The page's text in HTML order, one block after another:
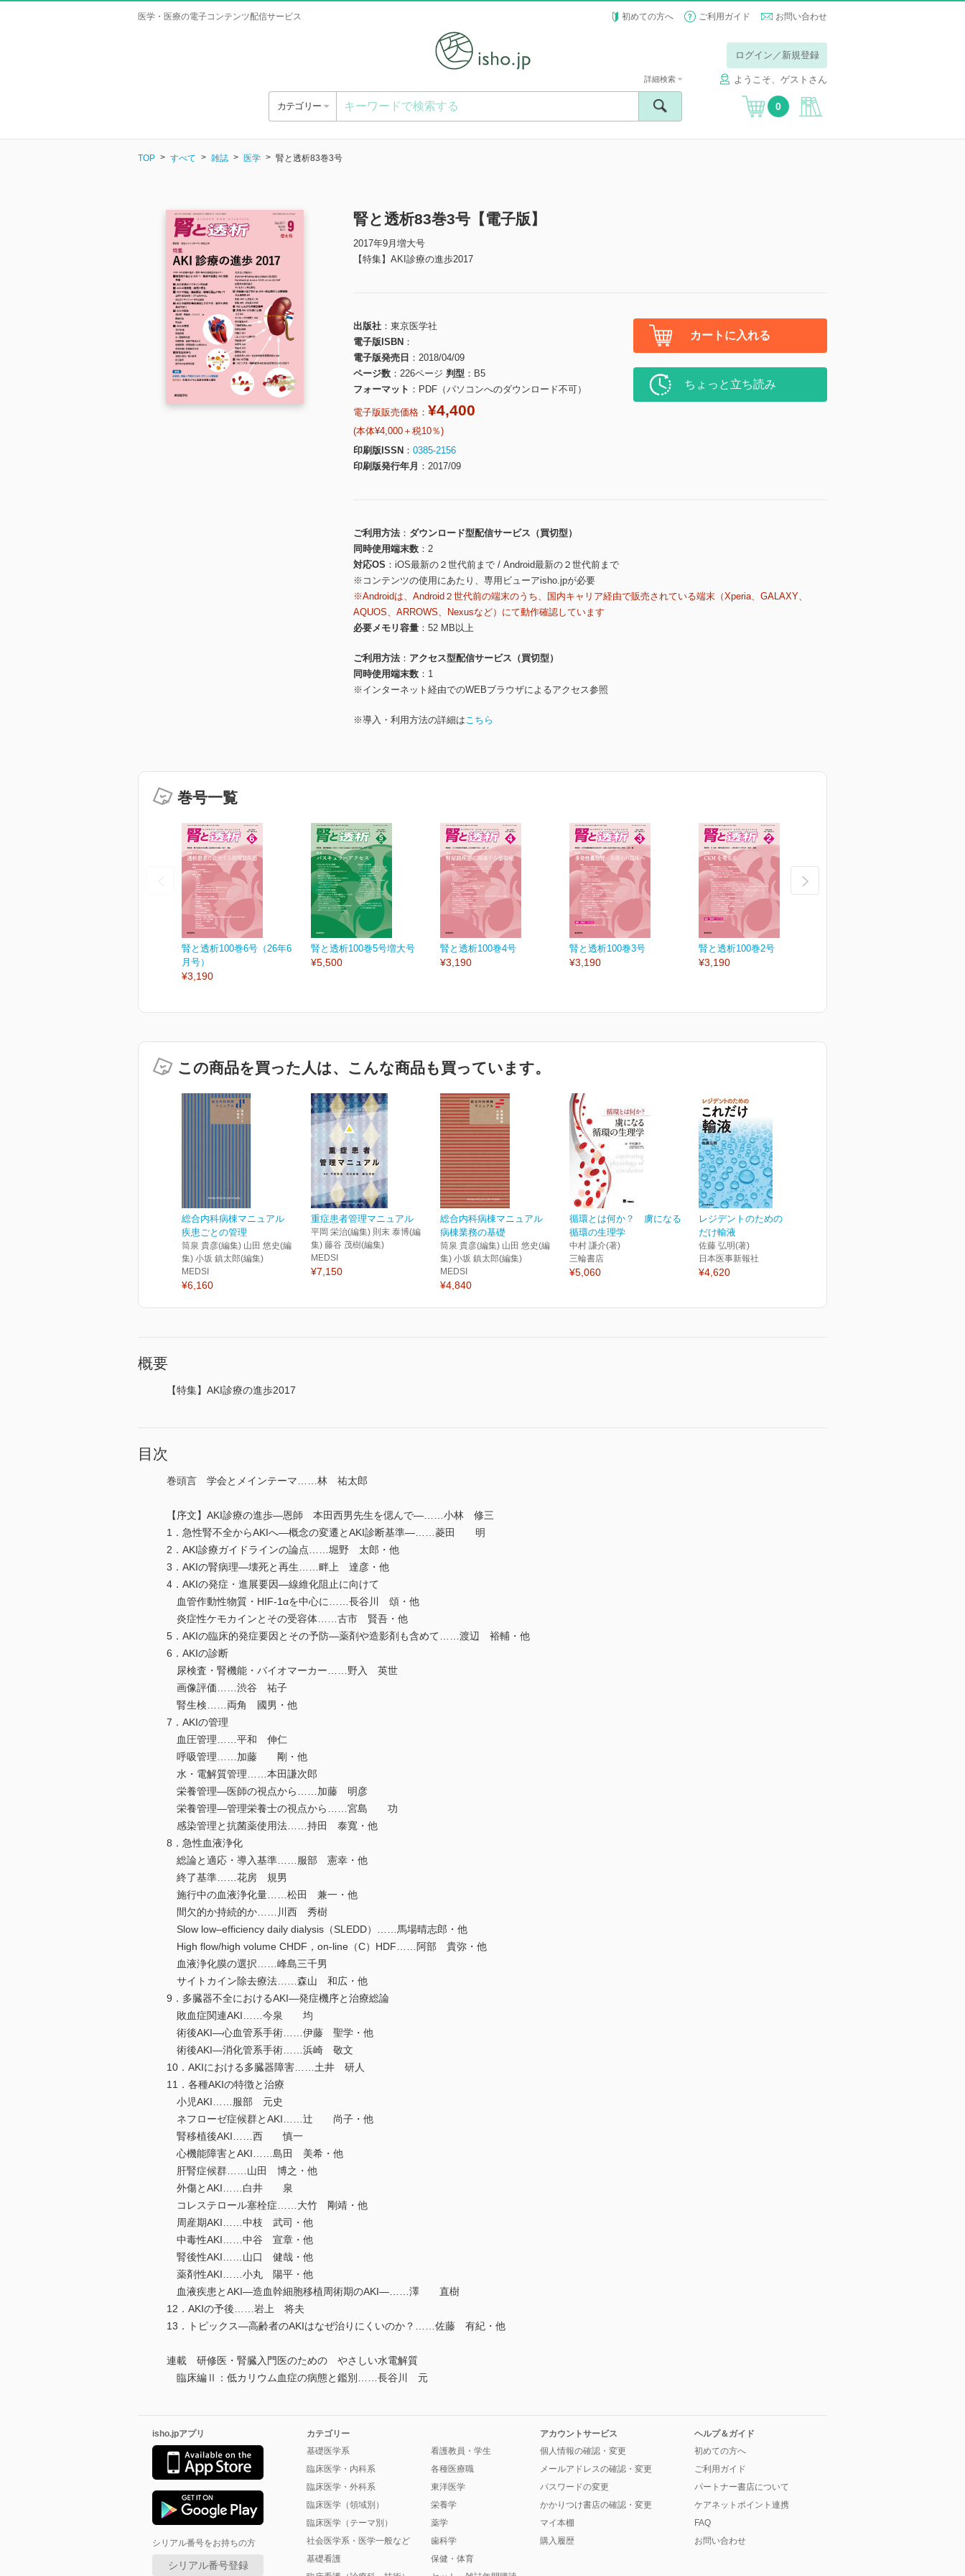
医学・医療の電子コンテンツ配信サービス 初めての方へ ご利用ガイド お問い合わせ
ログイン／新規登録
ようこそ、ゲストさん
カテゴリー
詳細検索
0
TOP すべて 雑誌 医学 腎と透析83巻3号
腎と透析83巻3号【電子版】
2017年9月増大号
【特集】AKI診療の進歩2017
出版社
東京医学社
電子版ISBN
電子版発売日
2018/04/09
ページ数
226ページ 判型
B5
フォーマット
PDF（パソコンへのダウンロード不可）
電子版販売価格： ¥4,400
(本体¥4,000＋税10％)
印刷版ISSN
0385-2156
印刷版発行年月
2017/09
カートに入れる
ちょっと立ち読み
ご利用方法
ダウンロード型配信サービス（買切型）
同時使用端末数
2
対応OS
iOS最新の２世代前まで / Android最新の２世代前まで
※コンテンツの使用にあたり、専用ビューアisho.jpが必要
※Androidは、Android２世代前の端末のうち、国内キャリア経由で販売されている端末（Xperia、GALAXY、
AQUOS、ARROWS、Nexusなど）にて動作確認しています
必要メモリ容量
52 MB以上
ご利用方法
アクセス型配信サービス（買切型）
同時使用端末数
1
※インターネット経由でのWEBブラウザによるアクセス参照
※導入・利用方法の詳細はこちら
巻号一覧
腎と透析100巻6号（26年6
月号）
¥3,190
腎と透析100巻5号増大号
¥5,500
腎と透析100巻4号
¥3,190
腎と透析100巻3号
¥3,190
腎と透析100巻2号
¥3,190
この商品を買った人は、こんな商品も買っています。
総合内科病棟マニュアル
疾患ごとの管理
筒泉 貴彦(編集) 山田 悠史(編
集) 小坂 鎮太郎(編集)
MEDSI
¥6,160
重症患者管理マニュアル
平岡 栄治(編集) 則末 泰博(編
集) 藤谷 茂樹(編集)
MEDSI
¥7,150
総合内科病棟マニュアル
病棟業務の基礎
筒泉 貴彦(編集) 山田 悠史(編
集) 小坂 鎮太郎(編集)
MEDSI
¥4,840
循環とは何か？ 虜になる
循環の生理学
中村 謙介(著)
三輪書店
¥5,060
レジデントのための これ
だけ輸液
佐藤 弘明(著)
日本医事新報社
¥4,620
概要
【特集】AKI診療の進歩2017
目次
巻頭言 学会とメインテーマ……林 祐太郎
【序文】AKI診療の進歩―恩師 本田西男先生を偲んで―……小林 修三
1．急性腎不全からAKIへ―概念の変遷とAKI診断基準―……菱田 明
2．AKI診療ガイドラインの論点……堀野 太郎・他
3．AKIの腎病理―壊死と再生……畔上 達彦・他
4．AKIの発症・進展要因―線維化阻止に向けて
血管作動性物質・HIF-1αを中心に……長谷川 頌・他
炎症性ケモカインとその受容体……古市 賢吾・他
5．AKIの臨床的発症要因とその予防―薬剤や造影剤も含めて……渡辺 裕輔・他
6．AKIの診断
尿検査・腎機能・バイオマーカー……野入 英世
画像評価……渋谷 祐子
腎生検……両角 國男・他
7．AKIの管理
血圧管理……平和 伸仁
呼吸管理……加藤 剛・他
水・電解質管理……本田謙次郎
栄養管理―医師の視点から……加藤 明彦
栄養管理―管理栄養士の視点から……宮島 功
感染管理と抗菌薬使用法……持田 泰寬・他
8．急性血液浄化
総論と適応・導入基準……服部 憲幸・他
終了基準……花房 規男
施行中の血液浄化量……松田 兼一・他
間欠的か持続的か……川西 秀樹
Slow low‒efficiency daily dialysis（SLEDD）……馬場晴志郎・他
High flow/high volume CHDF，on-line（C）HDF……阿部 貴弥・他
血液浄化膜の選択……峰島三千男
サイトカイン除去療法……森山 和広・他
9．多臓器不全におけるAKI―発症機序と治療総論
敗血症関連AKI……今泉 均
術後AKI―心血管系手術……伊藤 聖学・他
術後AKI―消化管系手術……浜崎 敬文
10．AKIにおける多臓器障害……土井 研人
11．各種AKIの特徴と治療
小児AKI……服部 元史
ネフローゼ症候群とAKI……辻 尚子・他
腎移植後AKI……西 慎一
心機能障害とAKI……島田 美希・他
肝腎症候群……山田 博之・他
外傷とAKI……白井 泉
コレステロール塞栓症……大竹 剛靖・他
周産期AKI……中枝 武司・他
中毒性AKI……中谷 宣章・他
腎後性AKI……山口 健哉・他
薬剤性AKI……小丸 陽平・他
血液疾患とAKI―造血幹細胞移植周術期のAKI―……澤 直樹
12．AKIの予後……岩上 将夫
13．トピックス―高齢者のAKIはなぜ治りにくいのか？……佐藤 有紀・他
連載 研修医・腎臓入門医のための やさしい水電解質
臨床編Ⅱ：低カリウム血症の病態と鑑別……長谷川 元
isho.jpアプリ
シリアル番号をお持ちの方
シリアル番号登録
カテゴリー
基礎医学系
臨床医学・内科系
臨床医学・外科系
臨床医学（領域別）
臨床医学（テーマ別）
社会医学系・医学一般など
基礎看護
看護教員・学生
各種医療職
東洋医学
栄養学
薬学
歯科学
保健・体育
アカウントサービス
個人情報の確認・変更
メールアドレスの確認・変更
パスワードの変更
かかりつけ書店の確認・変更
マイ本棚
購入履歴
ヘルプ＆ガイド
初めての方へ
ご利用ガイド
パートナー書店について
ケアネットポイント連携
FAQ
お問い合わせ